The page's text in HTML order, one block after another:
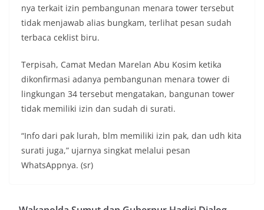
nya terkait izin pembangunan menara tower tersebut
tidak menjawab alias bungkam, terlihat pesan sudah
terbaca ceklist biru.
Terpisah, Camat Medan Marelan Abu Kosim ketika
dikonfirmasi adanya pembangunan menara tower di
lingkungan 34 tersebut mengatakan, bangunan tower
tidak memiliki izin dan sudah di surati.
“Info dari pak lurah, blm memiliki izin pak, dan udh kita
surati juga,” ujarnya singkat melalui pesan
WhatsAppnya. (sr)